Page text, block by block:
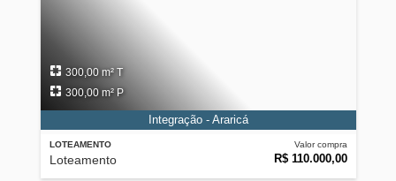
LOTEAMENTO
Loteamento
Valor compra
R$ 110.000,00
300,00 m² T
300,00 m² P
Integração - Araricá